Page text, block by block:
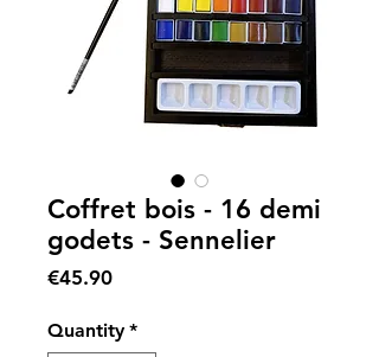
Coffret bois - 16 demi
godets - Sennelier
€45.90Price
Quantity *